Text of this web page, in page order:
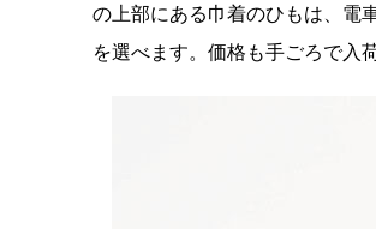
の上部にある巾着のひもは、電
を選べます。価格も手ごろで入